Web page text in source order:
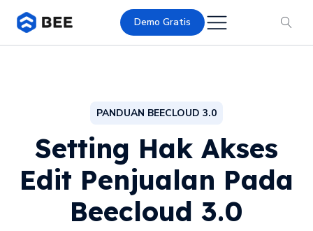
Demo Gratis
PANDUAN BEECLOUD 3.0
Setting Hak Akses
Edit Penjualan Pada
Beecloud 3.0